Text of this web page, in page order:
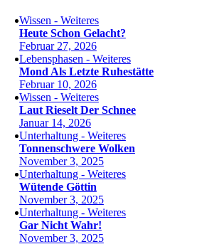
Wissen - Weiteres
Heute Schon Gelacht?
Februar 27, 2026
Lebensphasen - Weiteres
Mond Als Letzte Ruhestätte
Februar 10, 2026
Wissen - Weiteres
Laut Rieselt Der Schnee
Januar 14, 2026
Unterhaltung - Weiteres
Tonnenschwere Wolken
November 3, 2025
Unterhaltung - Weiteres
Wütende Göttin
November 3, 2025
Unterhaltung - Weiteres
Gar Nicht Wahr!
November 3, 2025